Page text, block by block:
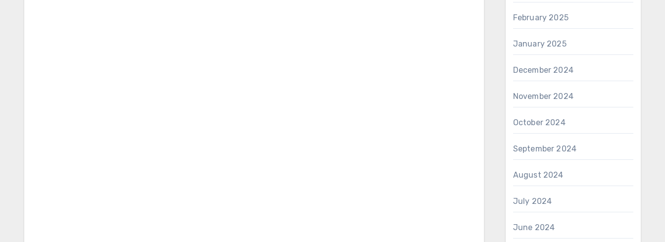
February 2025
January 2025
December 2024
November 2024
October 2024
September 2024
August 2024
July 2024
June 2024